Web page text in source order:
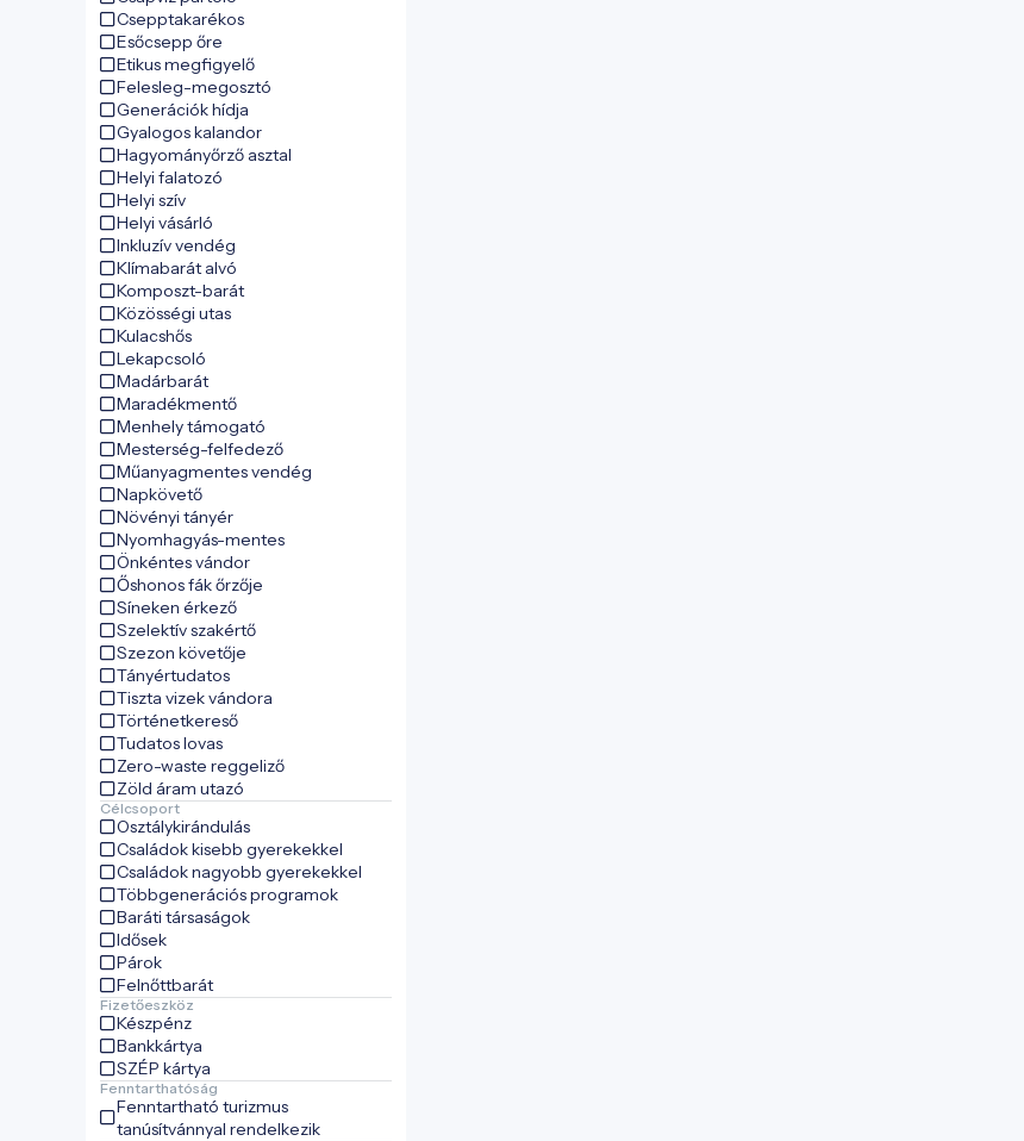
Csepptakarékos
Esőcsepp őre
Etikus megfigyelő
Felesleg-megosztó
Generációk hídja
Gyalogos kalandor
Hagyományőrző asztal
Helyi falatozó
Helyi szív
Helyi vásárló
Inkluzív vendég
Klímabarát alvó
Komposzt-barát
Közösségi utas
Kulacshős
Lekapcsoló
Madárbarát
Maradékmentő
Menhely támogató
Mesterség-felfedező
Műanyagmentes vendég
Napkövető
Növényi tányér
Nyomhagyás-mentes
Önkéntes vándor
Őshonos fák őrzője
Síneken érkező
Szelektív szakértő
Szezon követője
Tányértudatos
Tiszta vizek vándora
Történetkereső
Tudatos lovas
Zero-waste reggeliző
Zöld áram utazó
Célcsoport
Osztálykirándulás
Családok kisebb gyerekekkel
Családok nagyobb gyerekekkel
Többgenerációs programok
Baráti társaságok
Idősek
Párok
Felnőttbarát
Fizetőeszköz
Készpénz
Bankkártya
SZÉP kártya
Fenntarthatóság
Fenntartható turizmus
tanúsítvánnyal rendelkezik